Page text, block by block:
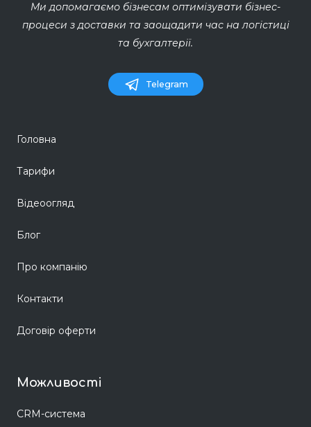
Ми допомагаємо бізнесам оптимізувати бізнес-
процеси з доставки та заощадити час на логістиці
та бухгалтерії.
Telegram
Головна
Тарифи
Відеоогляд
Блог
Про компанію
Контакти
Договір оферти
Можливості
CRM-система